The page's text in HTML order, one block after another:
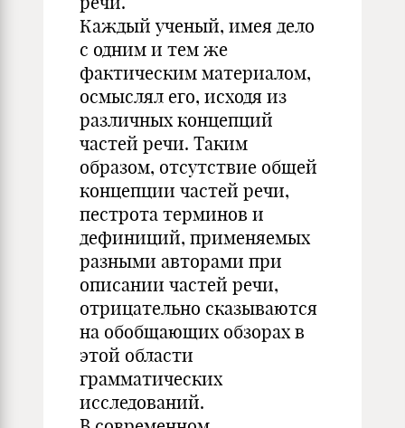
Каждый ученый, имея дело
с одним и тем же
фактическим материалом,
осмыслял его, исходя из
различных концепций
частей речи. Таким
образом, отсутствие общей
концепции частей речи,
пестрота терминов и
дефиниций, применяемых
разными авторами при
описании частей речи,
отрицательно сказываются
на обобщающих обзорах в
этой области
грамматических
исследований.